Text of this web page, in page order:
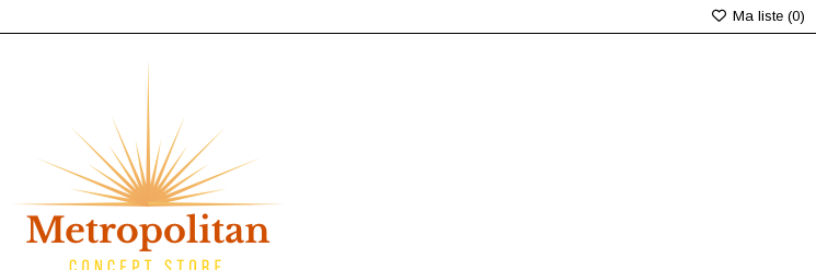
Ma liste (0)